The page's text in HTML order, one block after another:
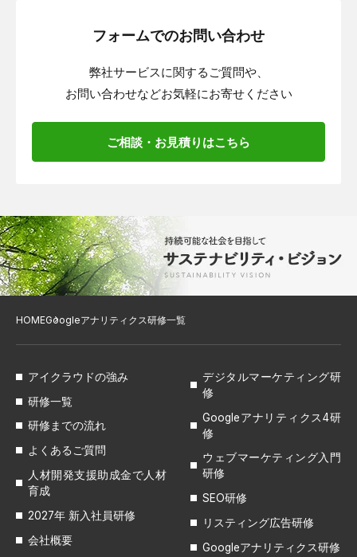
フォームでのお問い合わせ
弊社サービスに関するご質問や、
お問い合わせなどお気軽にお寄せください
ご相談・お見積りはこちら
HOMEGoogleアナリティクス研修一覧
アイクラウドの強み
研修一覧
研修までの流れ
よくあるご質問
人材開発支援助成金で人材
育成
2027年 新入社員研修
会社概要
デジタルマーケティング研
修
Googleアナリティクス4研
修
ウェブマーケティング入門
研修
SEO研修
リスティング広告研修
Googleアナリティクス研修